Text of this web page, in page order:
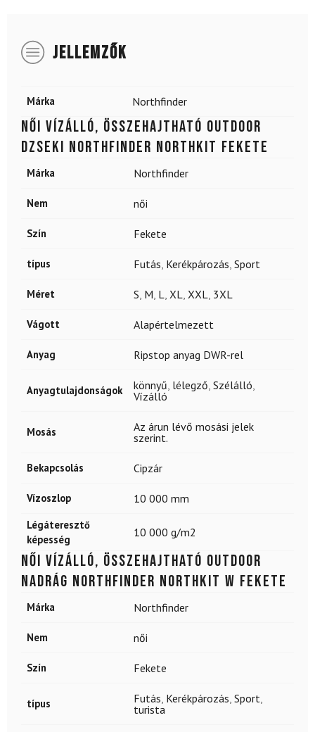
JELLEMZŐK
Márka Northfinder
Női vízálló, összehajtható outdoor
dzseki NORTHFINDER Northkit fekete
Márka Northfinder
Nem női
Szín Fekete
típus Futás, Kerékpározás, Sport
Méret S, M, L, XL, XXL, 3XL
Vágott Alapértelmezett
Anyag Ripstop anyag DWR-rel
Anyagtulajdonságok könnyű, lélegző, Szélálló,
Vízálló
Mosás
Az árun lévő mosási jelek
szerint.
Bekapcsolás Cipzár
Vízoszlop 10 000 mm
Légáteresztő
képesség
10 000 g/m2
Női vízálló, összehajtható outdoor
nadrág NORTHFINDER Northkit W fekete
Márka Northfinder
Nem női
Szín Fekete
típus Futás, Kerékpározás, Sport,
turista